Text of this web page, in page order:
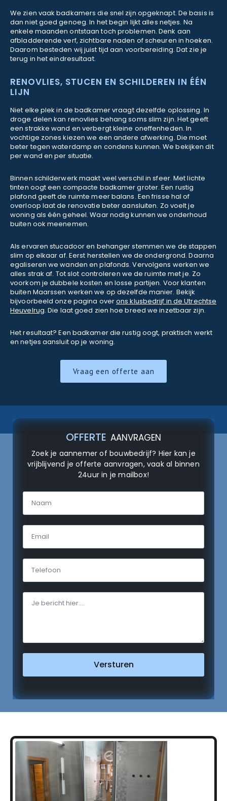
We zien vaak badkamers die snel zijn opgeknapt. De basis is
dan niet goed genoeg. In het begin lijkt alles netjes. Na
enkele maanden ontstaan toch problemen. Denk aan
afbladderende verf, zichtbare naden of scheuren in hoeken.
Daarom besteden wij juist tijd aan voorbereiding. Dat zie je
terug in het eindresultaat.
RENOVLIES, STUCEN EN SCHILDEREN IN ÉÉN
LIJN
Niet elke plek in de badkamer vraagt dezelfde oplossing. In
droge delen kan renovlies behang soms slim zijn. Het geeft
een strakke wand en verbergt kleine oneffenheden. In
vochtige zones kiezen we een andere afwerking. Die moet
beter tegen waterdamp en condens kunnen. We bekijken dit
per wand en per situatie.
Binnen schilderwerk maakt veel verschil in sfeer. Met lichte
tinten oogt een compacte badkamer groter. Een rustig
plafond geeft de ruimte meer balans. Een frisse hal of
overloop laat de renovatie beter aansluiten. Zo voelt je
woning als één geheel. Waar nodig kunnen we onderhoud
buiten ook meenemen.
Als ervaren stucadoor en behanger stemmen we de stappen
slim op elkaar af. Eerst herstellen we de ondergrond. Daarna
egaliseren we wanden en plafonds. Vervolgens werken we
alles strak af. Tot slot controleren we de ruimte met je. Zo
voorkom je dubbele kosten en losse partijen. Voor klanten
buiten Maarssen werken we op dezelfde manier. Bekijk
bijvoorbeeld onze pagina overons klusbedrijf in de Utrechtse
Heuvelrug. Die laat goed zien hoe breed we inzetbaar zijn.
Het resultaat? Een badkamer die rustig oogt, praktisch werkt
en netjes aansluit op je woning.
Vraag een offerte aan
OFFERTE AANVRAGEN
Zoek je aannemer of bouwbedrijf? Hier kan je
vrijblijvend je offerte aanvragen, vaak al binnen
24uur in je mailbox!
Versturen